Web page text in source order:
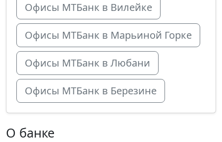
Офисы МТБанк в Вилейке
Офисы МТБанк в Марьиной Горке
Офисы МТБанк в Любани
Офисы МТБанк в Березине
О банке